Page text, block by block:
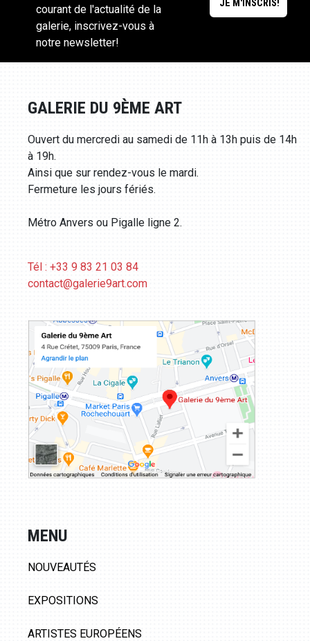
courant de l'actualité de la
galerie, inscrivez-vous à
notre newsletter!
GALERIE DU 9ÈME ART
Ouvert du mercredi au samedi de 11h à 13h puis de 14h
à 19h.
Ainsi que sur rendez-vous le mardi.
Fermeture les jours fériés.
Métro Anvers ou Pigalle ligne 2.
Tél : +33 9 83 21 03 84
contact@galerie9art.com
MENU
NOUVEAUTÉS
EXPOSITIONS
ARTISTES EUROPÉENS